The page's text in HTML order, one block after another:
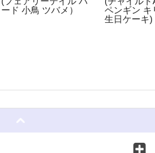
ード 小鳥 ツバメ）
ペンギン キ
生日ケーキ)